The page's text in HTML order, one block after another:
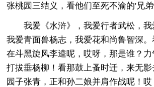
张桃园三结义，看他们至死不渝的'兄
我爱《水浒》，我爱行者武松，我
我爱青面兽杨志，我爱花和尚鲁智深
在斗黑旋风李逵呢，哎呀，那是谁？
打拔垂杨柳！看那鼓上蚤时迁，来无
园子张青，正和孙二娘并肩作战呢！